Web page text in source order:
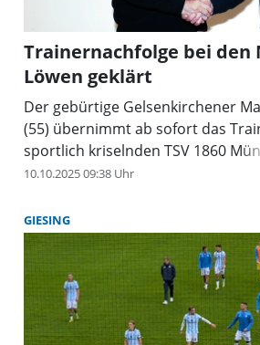
Trainernachfolge bei den
Löwen geklärt
Der gebürtige Gelsenkirchener
(55) übernimmt ab sofort das
sportlich kriselnden TSV 1860
10.10.2025 09:38 Uhr
GIESING